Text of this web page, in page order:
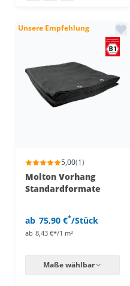
Unsere Empfehlung
5,00(1)
Molton Vorhang
Standardformate
ab 75,90 €*/Stück
ab 8,43 €*/1 m²
Maße wählbar